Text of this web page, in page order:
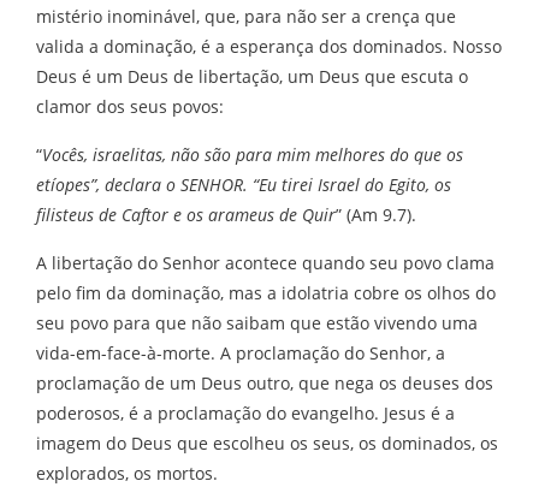
mistério inominável, que, para não ser a crença que
valida a dominação, é a esperança dos dominados. Nosso
Deus é um Deus de libertação, um Deus que escuta o
clamor dos seus povos:
“Vocês, israelitas, não são para mim melhores do que os
etíopes”, declara o SENHOR. “Eu tirei Israel do Egito, os
filisteus de Caftor e os arameus de Quir” (Am 9.7).
A libertação do Senhor acontece quando seu povo clama
pelo fim da dominação, mas a idolatria cobre os olhos do
seu povo para que não saibam que estão vivendo uma
vida-em-face-à-morte. A proclamação do Senhor, a
proclamação de um Deus outro, que nega os deuses dos
poderosos, é a proclamação do evangelho. Jesus é a
imagem do Deus que escolheu os seus, os dominados, os
explorados, os mortos.